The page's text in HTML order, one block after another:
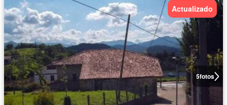
5fotos
Actualizado